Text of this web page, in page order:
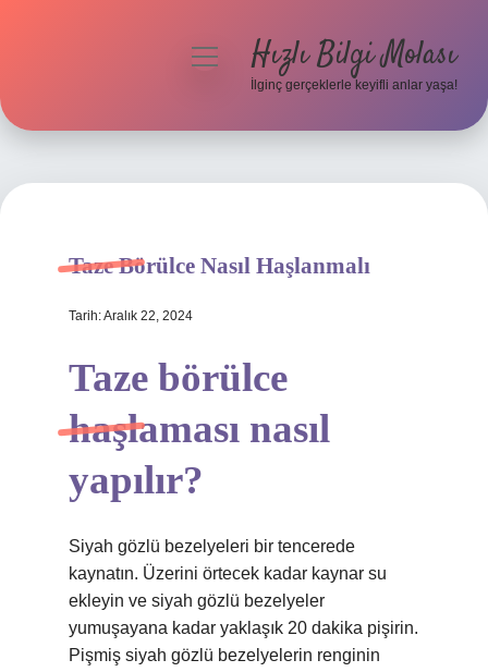
Hakkımızda
menüyüHızlı Bilgi Molası
İlginç gerçeklerle keyifli anlar yaşa!
Taze Börülce Nasıl Haşlanmalı
Tarih: Aralık 22, 2024
Taze börülce
haşlaması nasıl
yapılır?
Siyah gözlü bezelyeleri bir tencerede
kaynatın. Üzerini örtecek kadar kaynar su
ekleyin ve siyah gözlü bezelyeler
yumuşayana kadar yaklaşık 20 dakika pişirin.
Pişmiş siyah gözlü bezelyelerin renginin